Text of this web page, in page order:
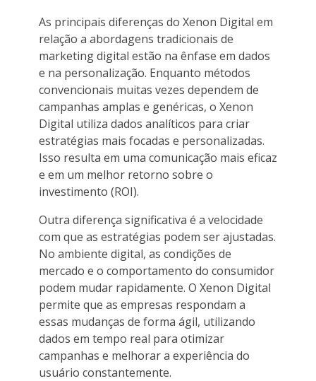
As principais diferenças do Xenon Digital em
relação a abordagens tradicionais de
marketing digital estão na ênfase em dados
e na personalização. Enquanto métodos
convencionais muitas vezes dependem de
campanhas amplas e genéricas, o Xenon
Digital utiliza dados analíticos para criar
estratégias mais focadas e personalizadas.
Isso resulta em uma comunicação mais eficaz
e em um melhor retorno sobre o
investimento (ROI).
Outra diferença significativa é a velocidade
com que as estratégias podem ser ajustadas.
No ambiente digital, as condições de
mercado e o comportamento do consumidor
podem mudar rapidamente. O Xenon Digital
permite que as empresas respondam a
essas mudanças de forma ágil, utilizando
dados em tempo real para otimizar
campanhas e melhorar a experiência do
usuário constantemente.